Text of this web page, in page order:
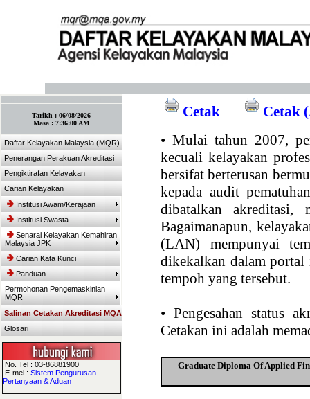
Tarikh : 06/08/2026
Masa : 7:36:00 AM
Daftar Kelayakan Malaysia (MQR)
Penerangan Perakuan Akreditasi
Pengiktirafan Kelayakan
Carian Kelayakan
Institusi Awam/Kerajaan
Institusi Swasta
Senarai Kelayakan Kemahiran
Malaysia JPK
Carian Kata Kunci
Panduan
Permohonan Pengemaskinian
MQR
Salinan Cetakan Akreditasi MQA
Glosari
No. Tel : 03-86881900
E-mel : Sistem Pengurusan
Pertanyaan & Aduan
Cetak
Cetak
• Mulai tahun 2007,
kecuali kelayakan
bersifat berterusan
kepada audit
dibatalkan akreditasi,
Bagaimanapun,
(LAN) mempunyai
dikekalkan dalam portal
tempoh yang tersebut.
• Pengesahan status
Cetakan ini adalah
Graduate Diploma Of Applied